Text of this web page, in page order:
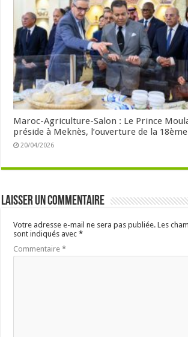
Maroc-Agriculture-Salon : Le Prince
préside à Meknès, l’ouverture de la
20/04/2026
Laisser un commentaire
Votre adresse e-mail ne sera pas publiée. Les
sont indiqués avec*
Commentaire*